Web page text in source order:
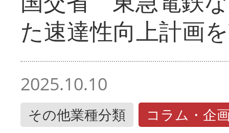
た速達性向上計画
2025.10.10
その他業種分類 コラム・企